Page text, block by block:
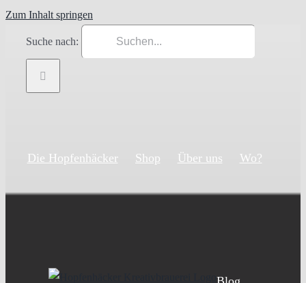
Zum Inhalt springen
Suche nach:
Die Hopfenhäcker Shop Über uns Wo?